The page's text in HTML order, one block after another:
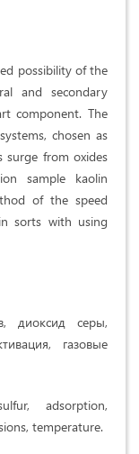
possibility of the
and secondary
component. The
chosen as
surge from oxides
sample kaolin
of the speed
sorts with using
диоксид серы,
газовые
adsorption,
temperature.